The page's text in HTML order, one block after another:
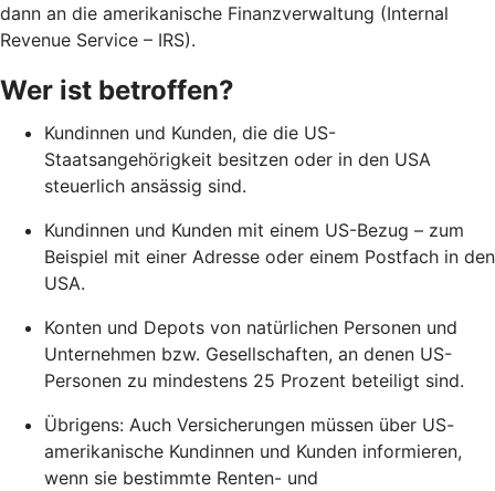
dann an die amerikanische Finanzverwaltung (Internal
Revenue Service – IRS).
Wer ist betroffen?
Kundinnen und Kunden, die die US-
Staatsangehörigkeit besitzen oder in den USA
steuerlich ansässig sind.
Kundinnen und Kunden mit einem US-Bezug – zum
Beispiel mit einer Adresse oder einem Postfach in den
USA.
Konten und Depots von natürlichen Personen und
Unternehmen bzw. Gesellschaften, an denen US-
Personen zu mindestens 25 Prozent beteiligt sind.
Übrigens: Auch Versicherungen müssen über US-
amerikanische Kundinnen und Kunden informieren,
wenn sie bestimmte Renten- und